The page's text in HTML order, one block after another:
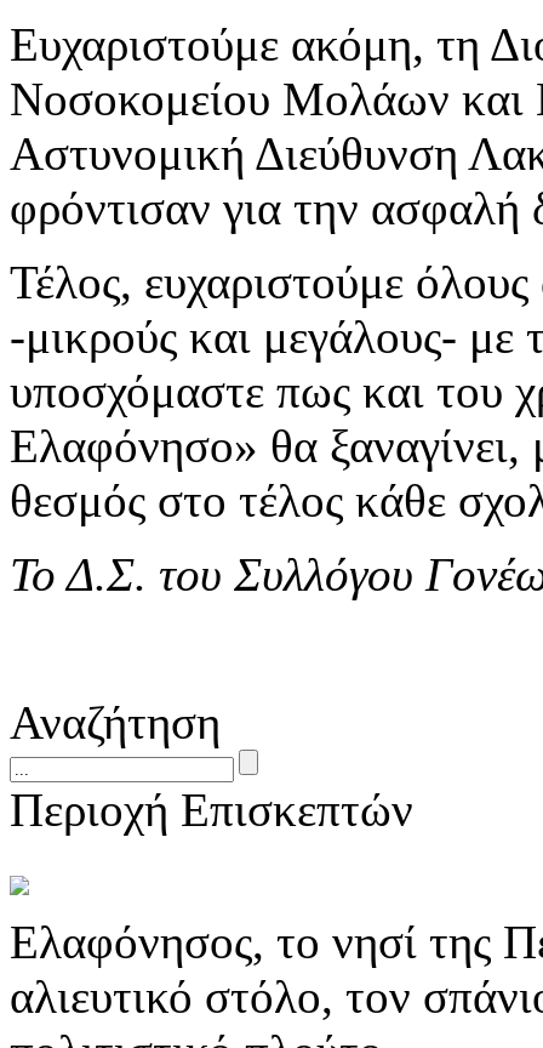
Ευχαριστούμε ακόμη, τη
Νοσοκομείου Μολάων και
Αστυνομική Διεύθυνση
φρόντισαν για την ασφαλή
Τέλος, ευχαριστούμε
-μικρούς και μεγάλους- με
υποσχόμαστε πως και του
Ελαφόνησο» θα ξαναγίνει,
θεσμός στο τέλος κάθε
Το Δ.Σ. του Συλλόγου
Αναζήτηση
Περιοχή Επισκεπτών
Ελαφόνησος, το νησί της
αλιευτικό στόλο, τον